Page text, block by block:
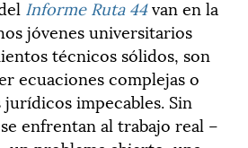
Informe Ruta 44van en la
jóvenes universitarios
técnicos sólidos, son
ecuaciones complejas o
impecables. Sin
enfrentan al trabajo real –